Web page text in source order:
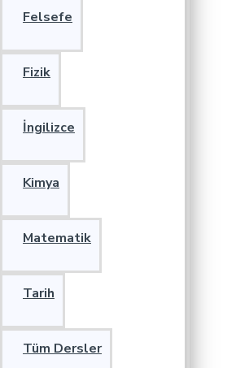
Felsefe
Fizik
İngilizce
Kimya
Matematik
Tarih
Tüm Dersler